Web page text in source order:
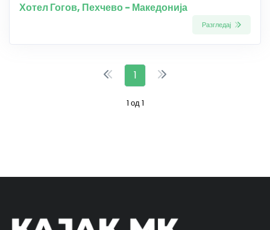
Хотел Гогов, Пехчево - Македонија
Разгледај
1
1 од 1